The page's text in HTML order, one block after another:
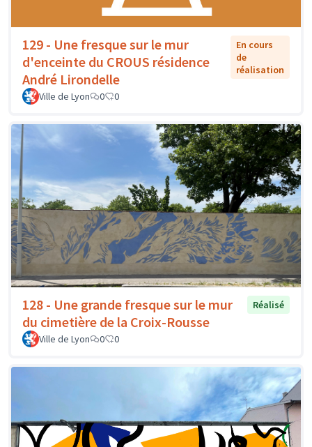
129 - Une fresque sur le mur
d'enceinte du CROUS résidence
André Lirondelle
En cours
de
réalisation
Ville de Lyon 0 0
128 - Une grande fresque sur le mur
du cimetière de la Croix-Rousse
Réalisé
Ville de Lyon 0 0